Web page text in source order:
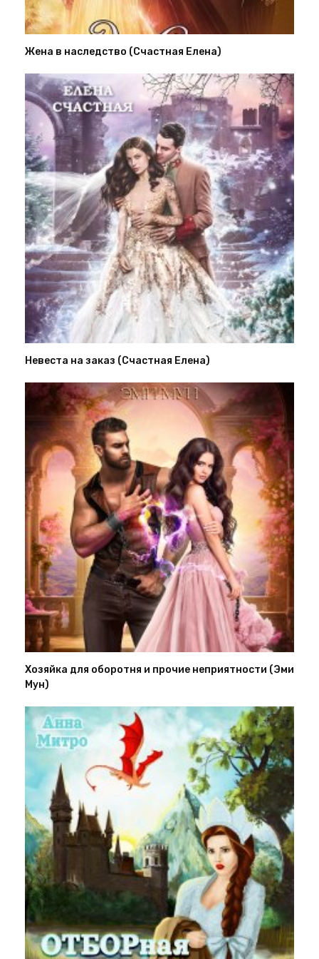
Жена в наследство (Счастная Елена)
Невеста на заказ (Счастная Елена)
Хозяйка для оборотня и прочие неприятности (Эми
Мун)